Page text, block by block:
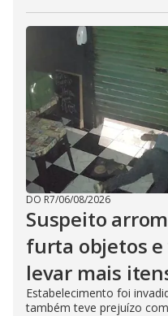
DO R7/06/08/2026
Suspeito
furta objetos e
levar mais
Estabelecimento foi
também teve prejuízo